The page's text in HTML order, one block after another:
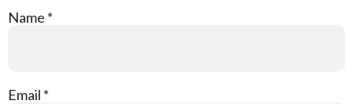
Name *
Email *